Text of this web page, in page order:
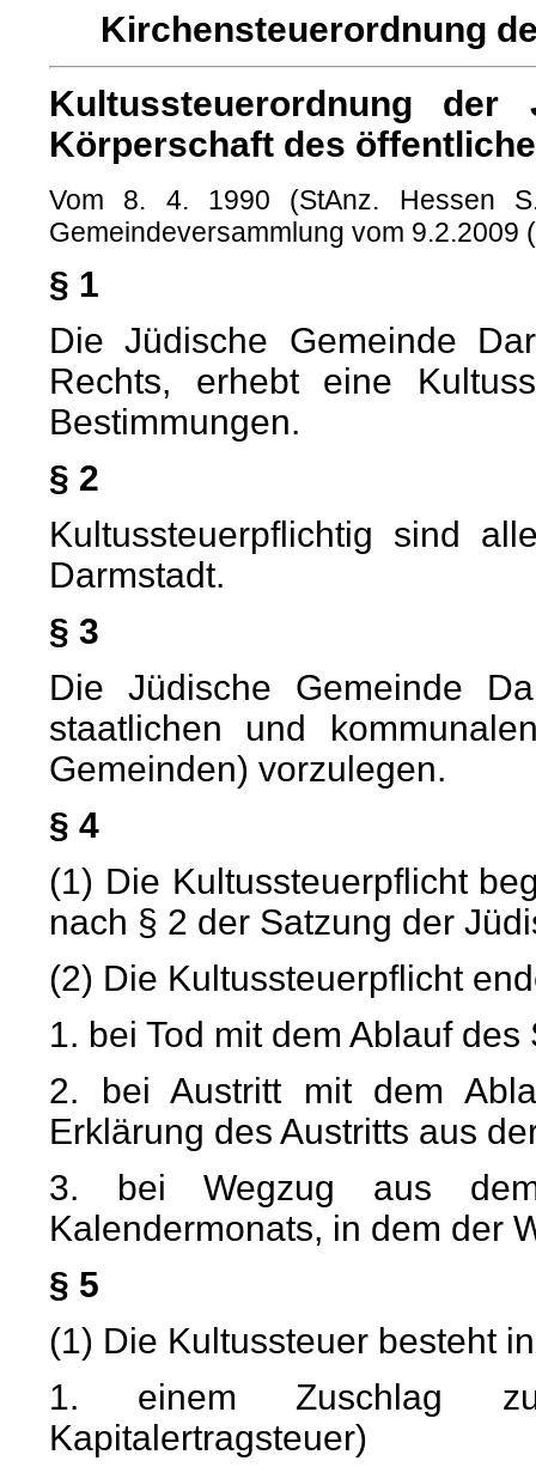
Kirchensteuerordnung
Kultussteuerordnung der
Körperschaft des
Vom 8. 4. 1990 (StAnz. Hessen
Gemeindeversammlung vom 9.2.2009
§ 1
Die Jüdische Gemeinde
Rechts, erhebt eine
Bestimmungen.
§ 2
Kultussteuerpflichtig sind
Darmstadt.
§ 3
Die Jüdische Gemeinde
staatlichen und
Gemeinden) vorzulegen.
§ 4
(1) Die Kultussteuerpflicht
nach § 2 der Satzung der
(2) Die Kultussteuerpflicht
1. bei Tod mit dem Ablauf
2. bei Austritt mit dem
Erklärung des Austritts aus
3. bei Wegzug aus
Kalendermonats, in dem der
§ 5
(1) Die Kultussteuer besteht in
1. einem Zuschlag zur
Kapitalertragsteuer)